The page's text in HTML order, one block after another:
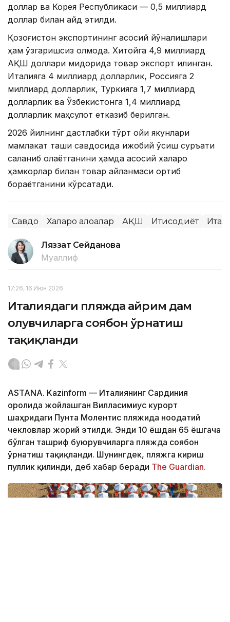
доллар ва Корея Республикаси — 0,5 миллиард
доллар билан қайд этилди.
Қозоғистон экспортининг асосий йўналишлари
ҳам ўзгаришсиз қолмоқда. Хитойга 4,9 миллиард
АҚШ доллари миқдорида товар экспорт қилинган.
Италияга 4 миллиард долларлик, Россияга 2
миллиард долларлик, Туркияга 1,7 миллиард
долларлик ва Ўзбекистонга 1,4 миллиард
долларлик маҳсулот етказиб берилган.
2026 йилнинг дастлабки тўрт ойи якунлари
мамлакат ташқи савдосида ижобий ўсиш суръати
сақланиб қолаётганини ҳамда асосий халқаро
ҳамкорлар билан товар айланмаси ортиб
бораётганини кўрсатади.
Савдо Халқаро алоқалар АҚШ Иқтисодиёт
Ляззат Сейданова
Муаллиф
17:26, 16 Июн 2026
Италиядаги пляжда айрим дам
олувчиларга соябон ўрнатиш
тақиқланди
ASTANA. Kazinform — Италиянинг Сардиния
оролида жойлашган Вилласимиус курорт
шаҳридаги Пунта Молентис пляжида ноодатий
чекловлар жорий этилди. Энди 10 ёшдан 65 ёшгача
бўлган ташриф буюрувчиларга пляжда соябон
ўрнатиш тақиқланди. Шунингдек, пляжга кириш
пуллик қилинди, деб хабар беради The Guardian.